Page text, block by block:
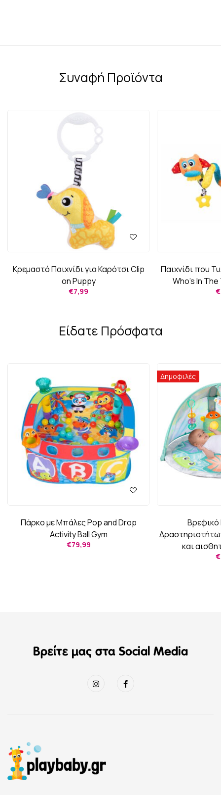
Συναφή Προϊόντα
Κρεμαστό Παιχνίδι για Καρότσι Clip
on Puppy
€7,99
Παιχνίδι που
Who’s In
€
Είδατε Πρόσφατα
Πάρκο με Μπάλες Pop and Drop
Activity Ball Gym
€79,99
Δημοφιλές
Βρεφικό
και
€
Βρείτε μας στα Social Media